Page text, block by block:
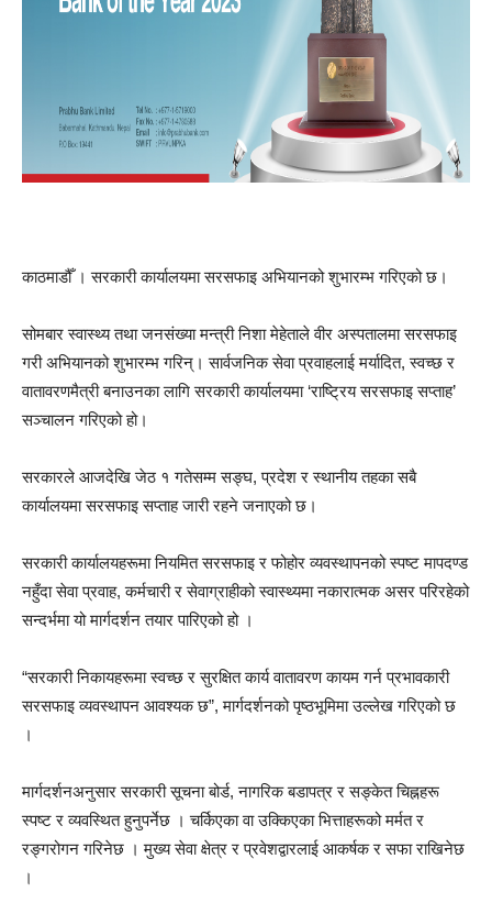
काठमाडौँ । सरकारी कार्यालयमा सरसफाइ अभियानको शुभारम्भ गरिएको छ।
सोमबार स्वास्थ्य तथा जनसंख्या मन्त्री निशा मेहेताले वीर अस्पतालमा सरसफाइ
गरी अभियानको शुभारम्भ गरिन्। सार्वजनिक सेवा प्रवाहलाई मर्यादित, स्वच्छ र
वातावरणमैत्री बनाउनका लागि सरकारी कार्यालयमा ‘राष्ट्रिय सरसफाइ सप्ताह’
सञ्चालन गरिएको हो।
सरकारले आजदेखि जेठ १ गतेसम्म सङ्घ, प्रदेश र स्थानीय तहका सबै
कार्यालयमा सरसफाइ सप्ताह जारी रहने जनाएको छ।
सरकारी कार्यालयहरूमा नियमित सरसफाइ र फोहोर व्यवस्थापनको स्पष्ट मापदण्ड
नहुँदा सेवा प्रवाह, कर्मचारी र सेवाग्राहीको स्वास्थ्यमा नकारात्मक असर परिरहेको
सन्दर्भमा यो मार्गदर्शन तयार पारिएको हो ।
“सरकारी निकायहरूमा स्वच्छ र सुरक्षित कार्य वातावरण कायम गर्न प्रभावकारी
सरसफाइ व्यवस्थापन आवश्यक छ”, मार्गदर्शनको पृष्ठभूमिमा उल्लेख गरिएको छ
।
मार्गदर्शनअनुसार सरकारी सूचना बोर्ड, नागरिक बडापत्र र सङ्केत चिह्नहरू
स्पष्ट र व्यवस्थित हुनुपर्नेछ । चर्किएका वा उक्किएका भित्ताहरूको मर्मत र
रङ्गरोगन गरिनेछ । मुख्य सेवा क्षेत्र र प्रवेशद्वारलाई आकर्षक र सफा राखिनेछ
।